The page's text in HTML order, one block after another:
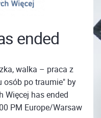
ended
walka – praca z
po traumie" by
Więcej has ended
PM Europe/Warsaw